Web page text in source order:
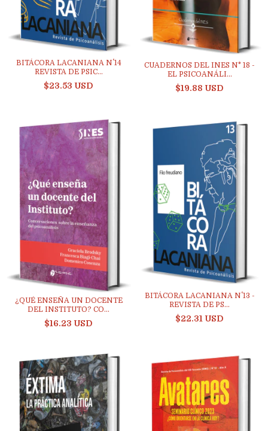
BITÁCORA LACANIANA N˚ 14
REVISTA DE PSIC...
$23.53 USD
CUADERNOS DEL INES N° 18 -
EL PSICOANÁLI...
$19.88 USD
¿QUÉ ENSEÑA UN DOCENTE
DEL INSTITUTO? CO...
$16.23 USD
BITÁCORA LACANIANA N˚ 13 -
REVISTA DE PS...
$22.31 USD